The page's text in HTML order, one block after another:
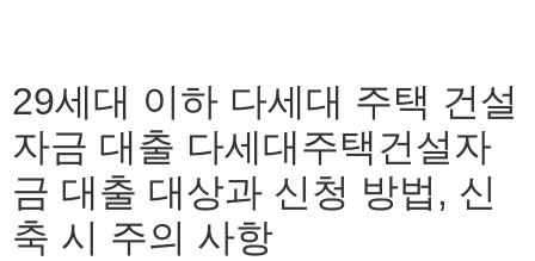
29세대 이하 다세대 주택 건설
자금 대출 다세대주택건설자
금 대출 대상과 신청 방법, 신
축 시 주의 사항